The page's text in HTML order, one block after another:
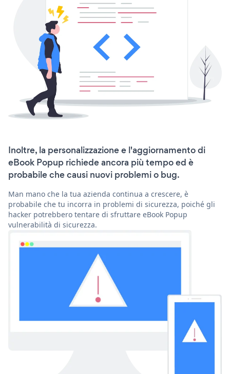
Inoltre, la personalizzazione e l'aggiornamento di
eBook Popup richiede ancora più tempo ed è
probabile che causi nuovi problemi o bug.
Man mano che la tua azienda continua a crescere, è
probabile che tu incorra in problemi di sicurezza, poiché gli
hacker potrebbero tentare di sfruttare eBook Popup
vulnerabilità di sicurezza.